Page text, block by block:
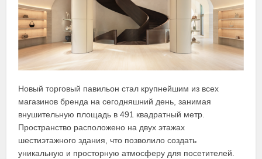
Новый торговый павильон стал крупнейшим из всех
магазинов бренда на сегодняшний день, занимая
внушительную площадь в 491 квадратный метр.
Пространство расположено на двух этажах
шестиэтажного здания, что позволило создать
уникальную и просторную атмосферу для посетителей.